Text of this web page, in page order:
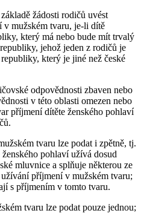
žádosti rodičů uvést
v mužském tvaru, je-li dítě
který má nebo bude mít trvalý
jehož jeden z rodičů je
který je jiné než české
odpovědnosti zbaven nebo
v této oblasti omezen nebo
příjmení dítěte ženského pohlaví
tvaru lze podat i zpětně, tj.
pohlaví užívá dosud
mluvnice a splňuje některou ze
příjmení v mužském tvaru;
s příjmením v tomto tvaru.
tvaru lze podat pouze jednou;